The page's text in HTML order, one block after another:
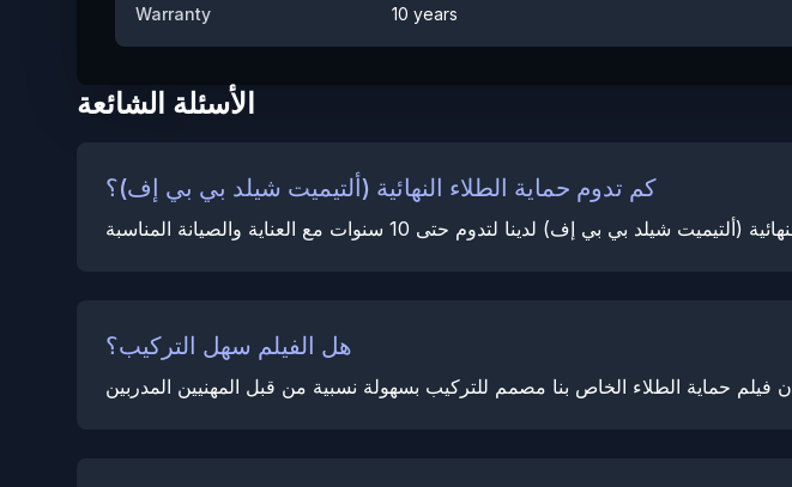
Warranty 10 years
الأسئلة الشائعة
كم تدوم حماية الطلاء النهائية (ألتيميت شيلد بي بي إف)؟
هل الفيلم سهل التركيب؟